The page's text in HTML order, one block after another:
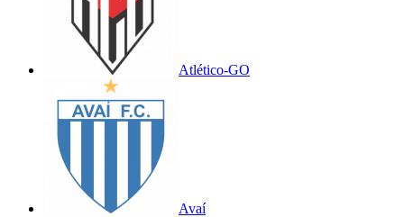
Atlético-GO
Avaí